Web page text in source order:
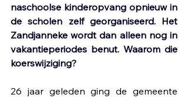
naschoolse kinderopvang opnieuw in
de scholen zelf georganiseerd. Het
Zandjanneke wordt dan alleen nog in
vakantieperiodes benut. Waarom die
koerswijziging?
26 jaar geleden ging de gemeente